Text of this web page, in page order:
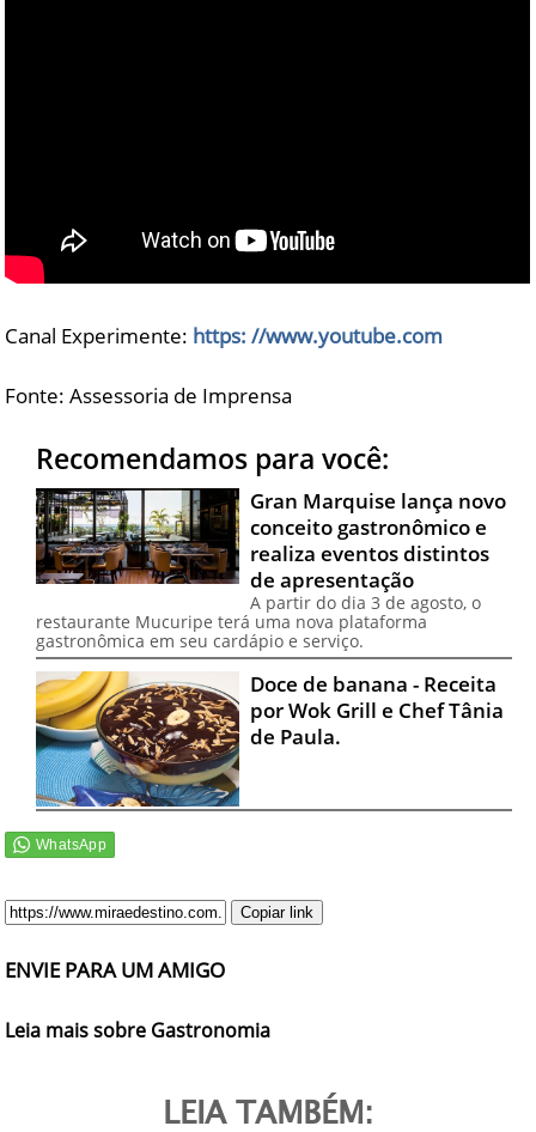
Canal Experimente: https: //www.youtube.com
Fonte: Assessoria de Imprensa
Recomendamos para você:
Gran Marquise lança novo
conceito gastronômico e
realiza eventos distintos
de apresentação
A partir do dia 3 de agosto, o
restaurante Mucuripe terá uma nova plataforma
gastronômica em seu cardápio e serviço.
Doce de banana - Receita
por Wok Grill e Chef Tânia
de Paula.
Copiar link
ENVIE PARA UM AMIGO
Leia mais sobre Gastronomia
LEIA TAMBÉM: